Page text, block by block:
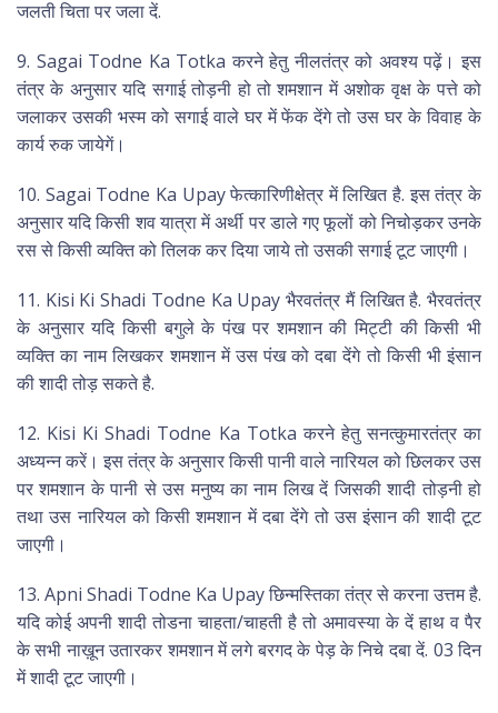
जलती चिता पर जला दें.
9. Sagai Todne Ka Totka करने हेतु नीलतंत्र को अवश्य पढ़ें। इस
तंत्र के अनुसार यदि सगाई तोड़नी हो तो शमशान में अशोक वृक्ष के पत्ते को
जलाकर उसकी भस्म को सगाई वाले घर में फेंक देंगे तो उस घर के विवाह के
कार्य रुक जायेगें।
10. Sagai Todne Ka Upay फेत्कारिणीक्षेत्र में लिखित है. इस तंत्र के
अनुसार यदि किसी शव यात्रा में अर्थी पर डाले गए फूलों को निचोड़कर उनके
रस से किसी व्यक्ति को तिलक कर दिया जाये तो उसकी सगाई टूट जाएगी।
11. Kisi Ki Shadi Todne Ka Upay भैरवतंत्र मैं लिखित है. भैरवतंत्र
के अनुसार यदि किसी बगुले के पंख पर शमशान की मिट्टी की किसी भी
व्यक्ति का नाम लिखकर शमशान में उस पंख को दबा देंगे तो किसी भी इंसान
की शादी तोड़ सकते है.
12. Kisi Ki Shadi Todne Ka Totka करने हेतु सनत्कुमारतंत्र का
अध्यन्न करें। इस तंत्र के अनुसार किसी पानी वाले नारियल को छिलकर उस
पर शमशान के पानी से उस मनुष्य का नाम लिख दें जिसकी शादी तोड़नी हो
तथा उस नारियल को किसी शमशान में दबा देंगे तो उस इंसान की शादी टूट
जाएगी।
13. Apni Shadi Todne Ka Upay छिन्मस्तिका तंत्र से करना उत्तम है.
यदि कोई अपनी शादी तोडना चाहता/चाहती है तो अमावस्या के दें हाथ व पैर
के सभी नाख़ून उतारकर शमशान में लगे बरगद के पेड़ के निचे दबा दें. 03 दिन
में शादी टूट जाएगी।